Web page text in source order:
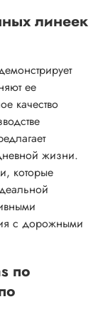
линеек
ее
качество
жизни.
которые
с дорожными
по